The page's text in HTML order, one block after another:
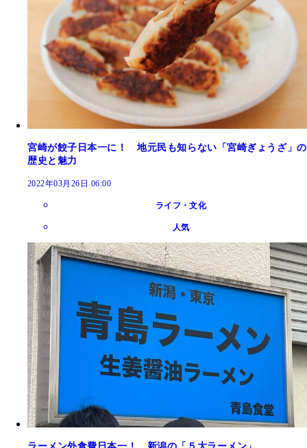
宮崎が餃子日本一に！ 地元民も知らない「宮崎ぎょうざ」の
歴史と魅力
2022年03月26日 06:00
ライフ・文化
人気